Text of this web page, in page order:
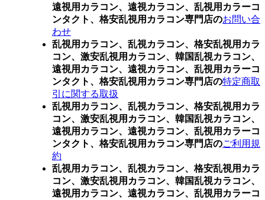
遠視用カラコン、遠視カラコン、乱視用カラーコ
ンタクト、格安乱視用カラコン専門店のお問い合
わせ
乱視用カラコン、乱視カラコン、格安乱視用カラ
コン、激安乱視用カラコン、韓国乱視カラコン、
遠視用カラコン、遠視カラコン、乱視用カラーコ
ンタクト、格安乱視用カラコン専門店の特定商取
引に関する取扱
乱視用カラコン、乱視カラコン、格安乱視用カラ
コン、激安乱視用カラコン、韓国乱視カラコン、
遠視用カラコン、遠視カラコン、乱視用カラーコ
ンタクト、格安乱視用カラコン専門店のご利用規
約
乱視用カラコン、乱視カラコン、格安乱視用カラ
コン、激安乱視用カラコン、韓国乱視カラコン、
遠視用カラコン、遠視カラコン、乱視用カラーコ